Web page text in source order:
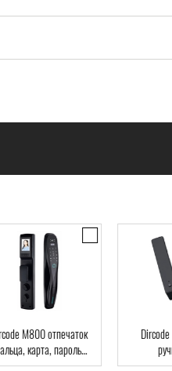
M800 отпечаток
карта, пароль,
Wi-Fi, видеоглазок